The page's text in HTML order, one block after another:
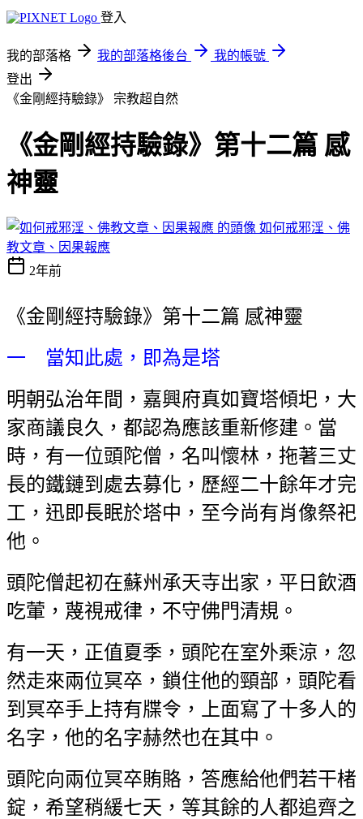
登入
我的部落格 我的部落格後台
我的帳號
登出
《金剛經持驗錄》 宗教超自然
《金剛經持驗錄》第十二篇 感
神靈
如何戒邪淫、佛
教文章、因果報應
2年前
《金剛經持驗錄》第十二篇 感神靈
一 當知此處，即為是塔
明朝弘治年間，嘉興府真如寶塔傾圯，大
家商議良久，都認為應該重新修建。當
時，有一位頭陀僧，名叫懷林，拖著三丈
長的鐵鏈到處去募化，歷經二十餘年才完
工，迅即長眠於塔中，至今尚有肖像祭祀
他。
頭陀僧起初在蘇州承天寺出家，平日飲酒
吃葷，蔑視戒律，不守佛門清規。
有一天，正值夏季，頭陀在室外乘涼，忽
然走來兩位冥卒，鎖住他的頸部，頭陀看
到冥卒手上持有牒令，上面寫了十多人的
名字，他的名字赫然也在其中。
頭陀向兩位冥卒賄賂，答應給他們若干楮
錠，希望稍緩七天，等其餘的人都追齊之